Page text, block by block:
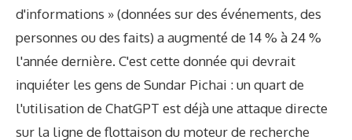
d'informations » (données sur des événements, des
personnes ou des faits) a augmenté de 14 % à 24 %
l'année dernière. C'est cette donnée qui devrait
inquiéter les gens de Sundar Pichai : un quart de
l'utilisation de ChatGPT est déjà une attaque directe
sur la ligne de flottaison du moteur de recherche